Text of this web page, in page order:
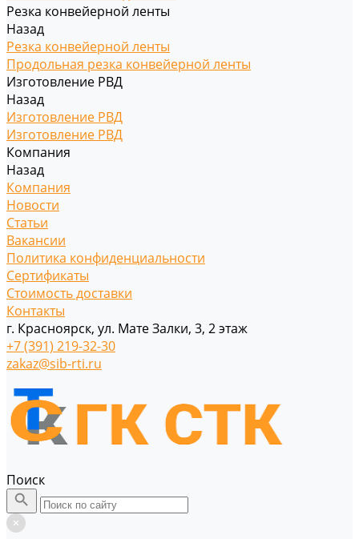
Резка конвейерной ленты
Назад
Резка конвейерной ленты
Продольная резка конвейерной ленты
Изготовление РВД
Назад
Изготовление РВД
Изготовление РВД
Компания
Назад
Компания
Новости
Статьи
Вакансии
Политика конфиденциальности
Сертификаты
Стоимость доставки
Контакты
г. Красноярск, ул. Мате Залки, 3, 2 этаж
+7 (391) 219-32-30
zakaz@sib-rti.ru
Поиск